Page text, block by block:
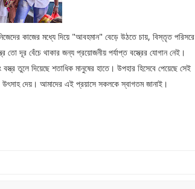
কাজের মধ্যে দিয়ে "আবহমান" বেড়ে উঠতে চায়, বিস্তৃত পরিসরে
দূর বেঁচে থাকার জন্য প্রয়োজনীয় পর্যাপ্ত বস্ত্রের যোগান নেই।
তুলে দিয়েছে শতাধিক মানুষের হাতে। উপহার হিসেবে পেয়েছে সেই
উৎসাহ দেয়। আমাদের এই প্রয়াসে সকলকে স্বাগতম জানাই।